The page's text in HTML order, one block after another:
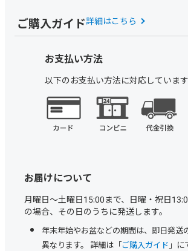
ご購入ガイド詳細はこちら
お支払い方法
以下のお支払い方法に対応しています
お届けについて
月曜日～土曜日15:00まで、日曜・祝日
の場合、その日のうちに発送します。
年末年始やお盆などの期間は、即日発送
異なります。 詳細は「ご購入ガイド 」